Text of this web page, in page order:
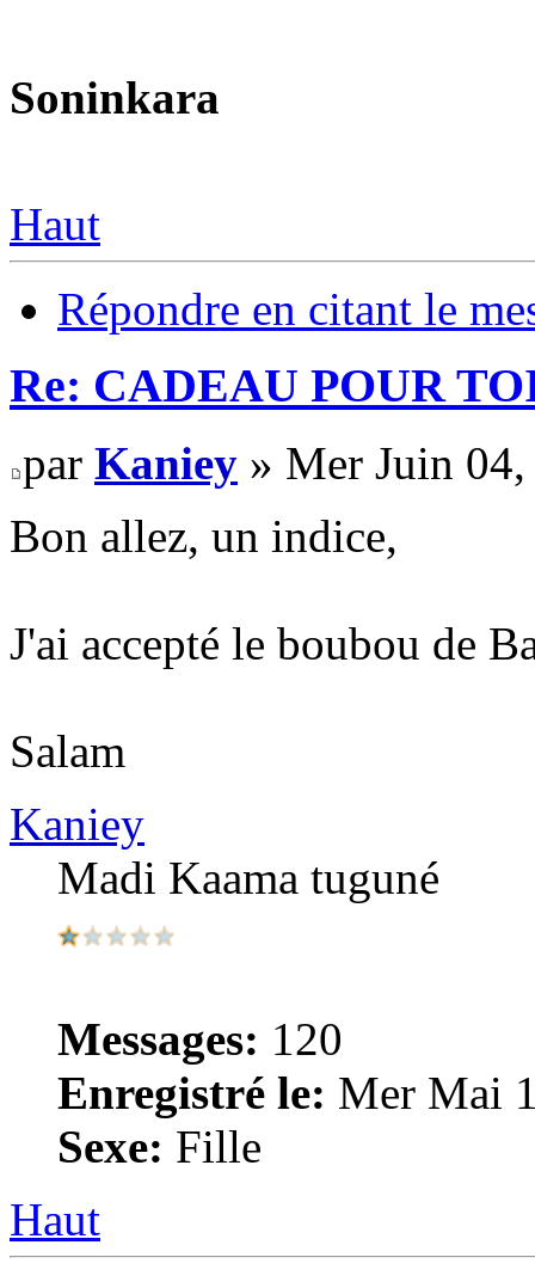
Soninkara
Haut
Répondre en citant le
Re: CADEAU POUR
par Kaniey » Mer Juin
Bon allez, un indice,
J'ai accepté le boubou de
Salam
Kaniey
Madi Kaama tuguné
Messages: 120
Enregistré le: Mer Mai
Sexe: Fille
Haut